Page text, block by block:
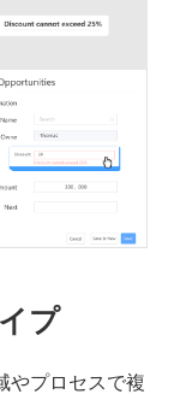
プ
やプロセスで複